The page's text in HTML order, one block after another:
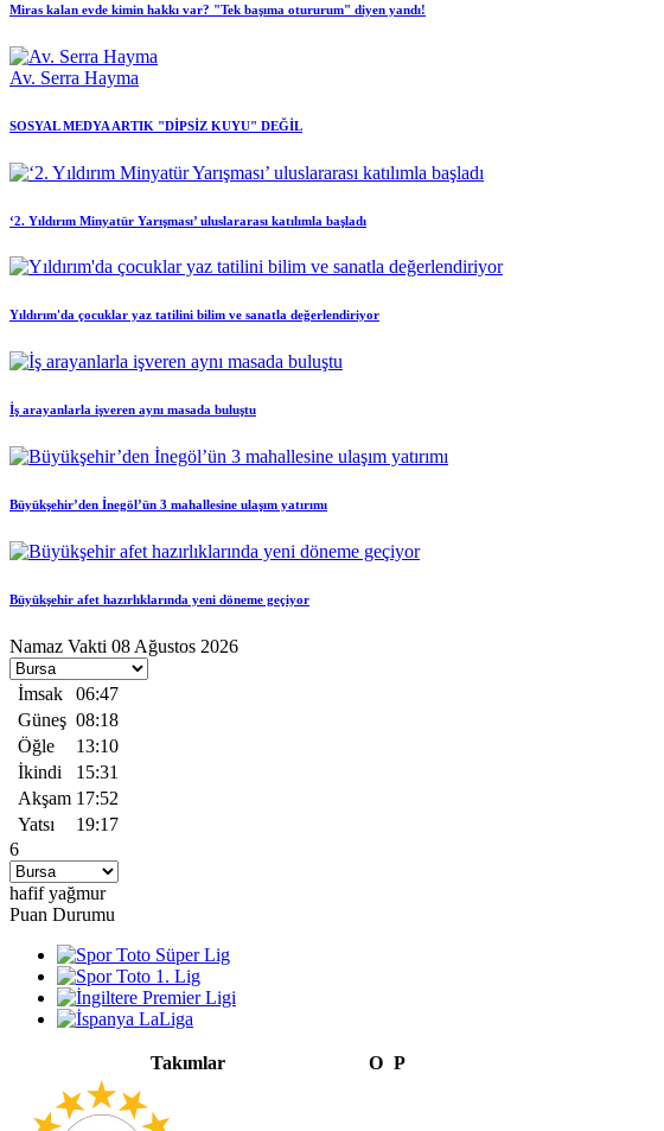
Miras kalan evde kimin hakkı var? "Tek başıma otururum" diyen yandı!
Av. Serra Hayma
SOSYAL MEDYA ARTIK "DİPSİZ KUYU" DEĞİL
‘2. Yıldırım Minyatür Yarışması’ uluslararası katılımla başladı
Yıldırım'da çocuklar yaz tatilini bilim ve sanatla değerlendiriyor
İş arayanlarla işveren aynı masada buluştu
Büyükşehir’den İnegöl’ün 3 mahallesine ulaşım yatırımı
Büyükşehir afet hazırlıklarında yeni döneme geçiyor
Namaz Vakti 08 Ağustos 2026
İmsak
06:47
Güneş 08:18
Öğle
13:10
İkindi
15:31
Akşam 17:52
Yatsı
19:17
6
hafif yağmur
Puan Durumu
Takımlar O P